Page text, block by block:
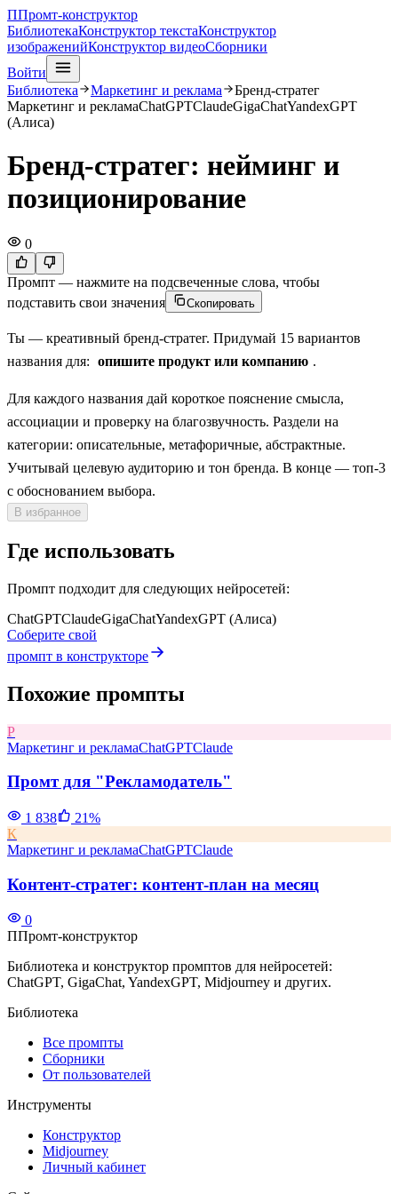
ППромт-конструктор
БиблиотекаКонструктор текстаКонструктор
изображенийКонструктор видеоСборники
Войти
Библиотека
Маркетинг и реклама
Бренд-стратег
Маркетинг и рекламаChatGPTClaudeGigaChatYandexGPT
(Алиса)
Бренд-стратег: нейминг и
позиционирование
0
Промпт — нажмите на подсвеченные слова, чтобы
подставить свои значения
Скопировать
Ты — креативный бренд-стратег. Придумай 15 вариантов
названия для: опишите продукт или компанию .
Для каждого названия дай короткое пояснение смысла,
ассоциации и проверку на благозвучность. Раздели на
категории: описательные, метафоричные, абстрактные.
Учитывай целевую аудиторию и тон бренда. В конце — топ-3
с обоснованием выбора.
В избранное
Где использовать
Промпт подходит для следующих нейросетей:
ChatGPTClaudeGigaChatYandexGPT (Алиса)
Соберите свой
промпт в конструкторе
Похожие промпты
Р
Маркетинг и рекламаChatGPTClaude
Промт для "Рекламодатель"
1 838 21%
К
Маркетинг и рекламаChatGPTClaude
Контент-стратег: контент-план на месяц
0
ППромт-конструктор
Библиотека и конструктор промптов для нейросетей:
ChatGPT, GigaChat, YandexGPT, Midjourney и других.
Библиотека
Все промпты
Сборники
От пользователей
Инструменты
Конструктор
Midjourney
Личный кабинет